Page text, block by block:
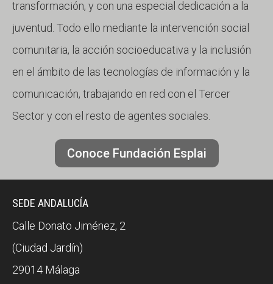
transformación, y con una especial dedicación a la
juventud. Todo ello mediante la intervención social
comunitaria, la acción socioeducativa y la inclusión
en el ámbito de las tecnologías de información y la
comunicación, trabajando en red con el Tercer
Sector y con el resto de agentes sociales.
Conoce Fundación Esplai
SEDE ANDALUCÍA
Calle Donato Jiménez, 2
(Ciudad Jardín)
29014 Málaga